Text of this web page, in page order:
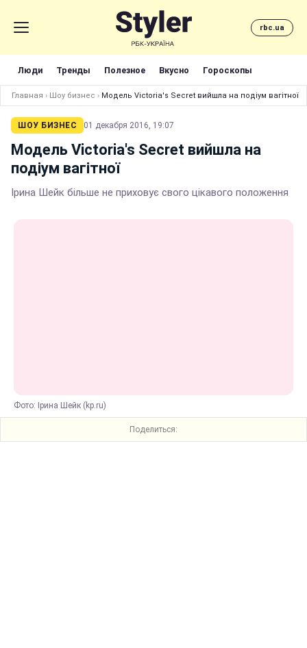
rbc.ua
Люди Тренды Полезное Вкусно Гороскопы
Главная › Шоу бизнес › Модель Victoria's Secret вийшла на подіум вагітної
ШОУ БИЗНЕС 01 декабря 2016, 19:07
Модель Victoria's Secret вийшла на
подіум вагітної
Ірина Шейк більше не приховує свого цікавого положення
Фото: Ірина Шейк (kp.ru)
Поделиться: